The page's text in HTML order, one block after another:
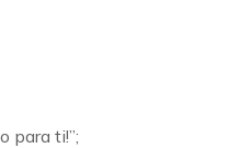
para ti!”;